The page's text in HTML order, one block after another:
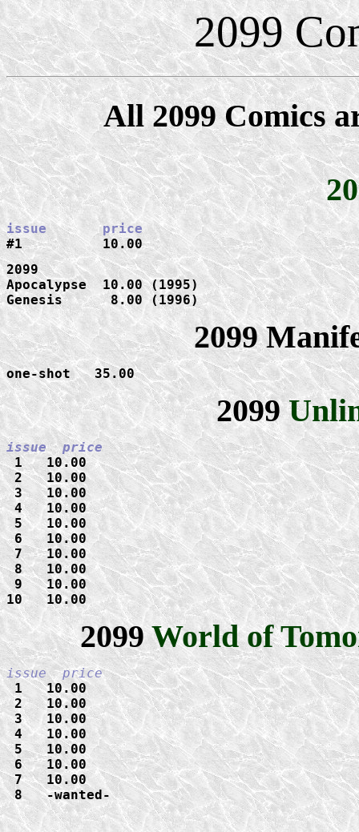
2099
All 2099 Comics
#1          10.00
2099
Apocalypse  10.00 (1995)
Genesis      8.00 (1996)
2099
one-shot   35.00
2099
1   10.00
2   10.00
3   10.00
4   10.00
5   10.00
6   10.00
7   10.00
8   10.00
9   10.00
10   10.00
2099 World of
1   10.00
2   10.00
3   10.00
4   10.00
5   10.00
6   10.00
7   10.00
8   -wanted-